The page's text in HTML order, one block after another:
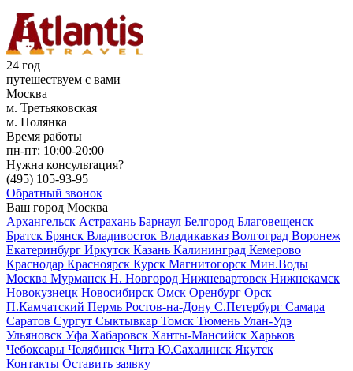
24 год
путешествуем с вами
Москва
м. Третьяковская
м. Полянка
Время работы
пн-пт: 10:00-20:00
Нужна консультация?
(495) 105-93-95
Обратный звонок
Ваш город Москва
Архангельск Астрахань Барнаул Белгород Благовещенск
Братск Брянск Владивосток Владикавказ Волгоград Воронеж
Екатеринбург Иркутск Казань Калининград Кемерово
Краснодар Красноярск Курск Магнитогорск Мин.Воды
Москва Мурманск Н. Новгород Нижневартовск Нижнекамск
Новокузнецк Новосибирск Омск Оренбург Орск
П.Камчатский Пермь Ростов-на-Дону С.Петербург Самара
Саратов Сургут Сыктывкар Томск Тюмень Улан-Удэ
Ульяновск Уфа Хабаровск Ханты-Мансийск Харьков
Чебоксары Челябинск Чита Ю.Сахалинск Якутск
Контакты Оставить заявку